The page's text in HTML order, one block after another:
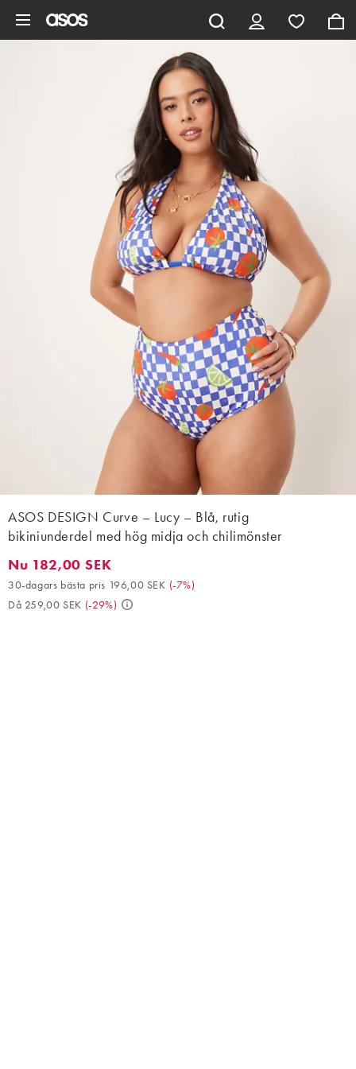
ASOS DESIGN Curve – Lucy – Blå, rutig
bikiniunderdel med hög midja och chilimönster
Nu 182,00 SEK. 30-dagars bästa pris 196,00 SEK (-7%). Då
Nu 182,00 SEK
30-dagars bästa pris 196,00 SEK (-7%)
Då 259,00 SEK (-29%)